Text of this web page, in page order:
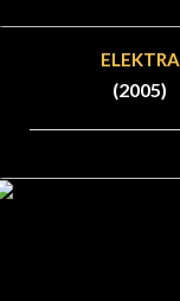
ELEKTRA
(2005)